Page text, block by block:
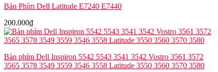
Bàn Phím Dell Latitude E7240 E7440
200.000₫
Bàn phím Dell Inspiron 5542 5543 3541 3542 Vostro 3561 3572
3565 3578 3549 3559 3546 3558 Latitude 3550 3560 3570 3580